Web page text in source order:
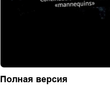
Полная версия